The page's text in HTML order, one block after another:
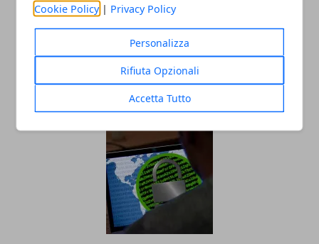
Cookie Policy | Privacy Policy
Personalizza
Rifiuta Opzionali
Accetta Tutto
RENTRI: cos’è e come funziona il sistema
per la tracciabilità dei rifiuti